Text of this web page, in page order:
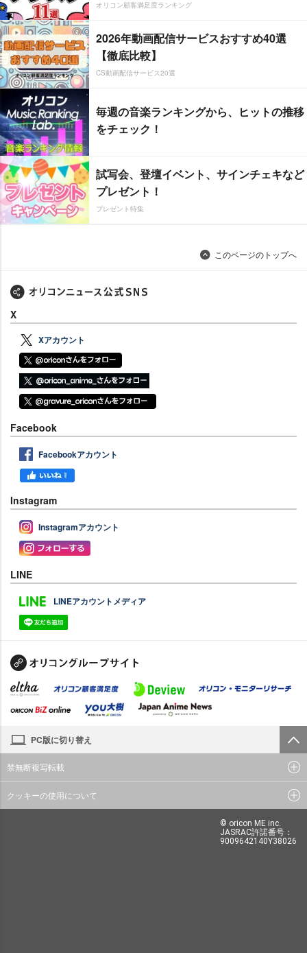
オリコン顧客満足度ランキング
2026年動画配信サービスおすすめ40選
【徹底比較】
CS動画配信サービス20選
毎週の音楽ランキングから、ヒットの推移
をチェック！
試写会、登壇イベント、サインチェキなど
プレゼント！
プレゼント特集
このページのトップへ
X
Xアカウント
Facebook
Facebookアカウント
Instagram
Instagramアカウント
LINE
LINEアカウントメディア
PC版に切り替え
禁無断複写転載
クッキーの使用について
© oricon ME inc.
JASRAC許諾番号：
9009642140Y38026